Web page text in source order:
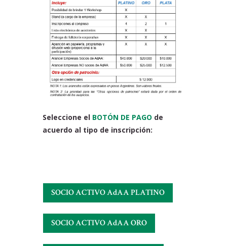
Seleccione el BOTÓN DE PAGO de
acuerdo al tipo de inscripción:
SOCIO ACTIVO AdAA PLATINO
SOCIO ACTIVO AdAA ORO